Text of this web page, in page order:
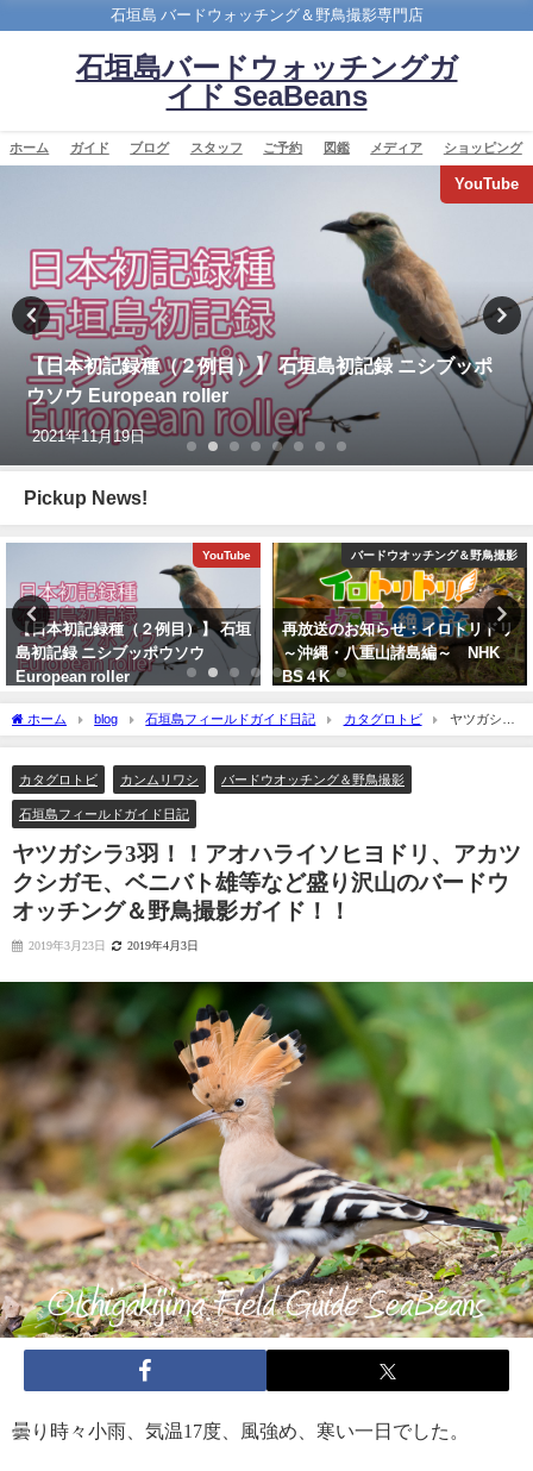
石垣島 バードウォッチング＆野鳥撮影専門店
石垣島バードウォッチングガ
イド SeaBeans
ホーム ガイド ブログ スタッフ ご予約 図鑑 メディア ショッピング
バードウオッチング＆野鳥撮影
今年最初の迷鳥観察記録！！ナンヨウショウビン
Collared Kingfisher
2022年4月7日
Pickup News!
バードウオッチング＆野鳥撮影
再放送のお知らせ：イロトリドリ
～沖縄・八重山諸島編～ NHK
BS４K
バードウオッチング＆野鳥撮影
沖縄タイムス朝刊「珍鳥 石垣に
チベットウタツグミ／国内で初確
認」
ホーム blog 石垣島フィールドガイド日記 カタグロトビ
ヤツガシラ
3羽！！アオハライソヒヨドリ、アカツクシガモ、ベニバト雄等など盛り沢山のバード
カタグロトビ
カンムリワシ バードウオッチング＆野鳥撮影
石垣島フィールドガイド日記
ヤツガシラ3羽！！アオハライソヒヨドリ、アカツ
クシガモ、ベニバト雄等など盛り沢山のバードウ
オッチング＆野鳥撮影ガイド！！
2019年3月23日 2019年4月3日
曇り時々小雨、気温17度、風強め、寒い一日でした。